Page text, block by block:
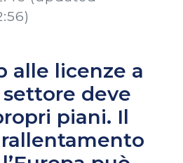
alle licenze a
settore deve
piani. Il